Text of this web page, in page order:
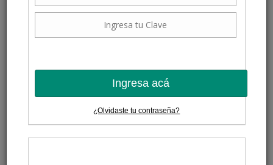
Ingresa acá
¿Olvidaste tu contraseña?